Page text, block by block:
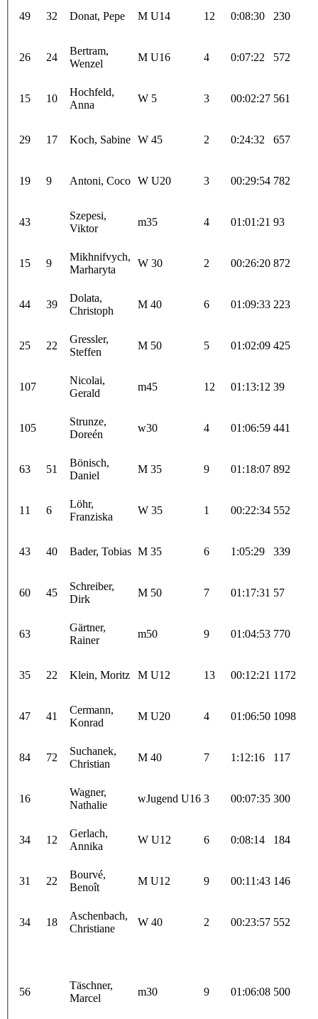
49 32 Donat, Pepe M U14 12 0:08:30 230
26 24
Bertram,
Wenzel
M U16 4 0:07:22 572
15 10
Hochfeld,
Anna
W 5 3 00:02:27 561
29 17 Koch, Sabine W 45 2 0:24:32 657
19 9 Antoni, Coco W U20 3 00:29:54 782
43
Szepesi,
Viktor
m35 4 01:01:21 93
15 9
Mikhnifvych,
Marharyta
W 30 2 00:26:20 872
44 39
Dolata,
Christoph
M 40 6 01:09:33 223
25 22
Gressler,
Steffen
M 50 5 01:02:09 425
107
Nicolai,
Gerald
m45 12 01:13:12 39
105
Strunze,
Doreén
w30 4 01:06:59 441
63 51
Bönisch,
Daniel
M 35 9 01:18:07 892
11 6
Löhr,
Franziska
W 35 1 00:22:34 552
43 40 Bader, Tobias M 35 6 1:05:29 339
60 45
Schreiber,
Dirk
M 50 7 01:17:31 57
63
Gärtner,
Rainer
m50 9 01:04:53 770
35 22 Klein, Moritz M U12 13 00:12:21 1172
47 41
Cermann,
Konrad
M U20 4 01:06:50 1098
84 72
Suchanek,
Christian
M 40 7 1:12:16 117
16
Wagner,
Nathalie
wJugend U16 3 00:07:35 300
34 12
Gerlach,
Annika
W U12 6 0:08:14 184
31 22
Bourvé,
Benoît
M U12 9 00:11:43 146
34 18
Aschenbach,
Christiane
W 40 2 00:23:57 552
56
Täschner,
Marcel
m30 9 01:06:08 500